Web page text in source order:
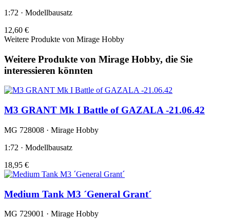
1:72 · Modellbausatz
12,60 €
Weitere Produkte von Mirage Hobby
Weitere Produkte von Mirage Hobby, die Sie
interessieren könnten
M3 GRANT Mk I Battle of GAZALA -21.06.42
MG 728008 · Mirage Hobby
1:72 · Modellbausatz
18,95 €
Medium Tank M3 ´General Grant´
MG 729001 · Mirage Hobby